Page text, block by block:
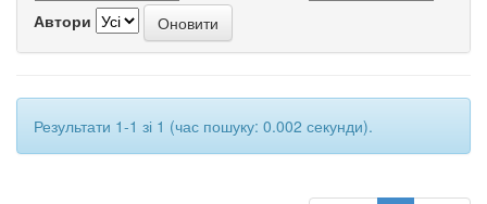
Автори
Результати 1-1 зі 1 (час пошуку: 0.002 секунди).